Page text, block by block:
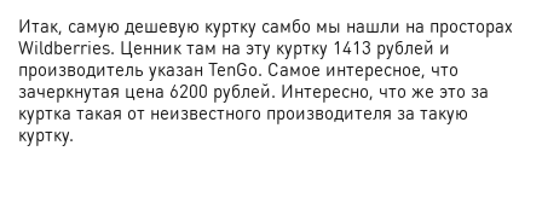
Итак, самую дешевую куртку самбо мы нашли на просторах
Wildberries. Ценник там на эту куртку 1413 рублей и
производитель указан TenGo. Самое интересное, что
зачеркнутая цена 6200 рублей. Интересно, что же это за
куртка такая от неизвестного производителя за такую
куртку.